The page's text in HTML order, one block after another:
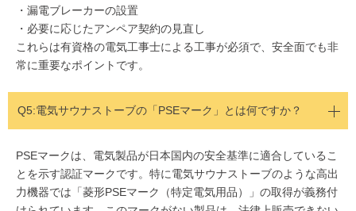
・漏電ブレーカーの設置
・必要に応じたアンペア契約の見直し
これらは有資格の電気工事士による工事が必須で、安全面でも非
常に重要なポイントです。
Q5:電気サウナストーブの「PSEマーク」とは何ですか？
PSEマークは、電気製品が日本国内の安全基準に適合しているこ
とを示す認証マークです。特に電気サウナストーブのような高出
力機器では「菱形PSEマーク（特定電気用品）」の取得が義務付